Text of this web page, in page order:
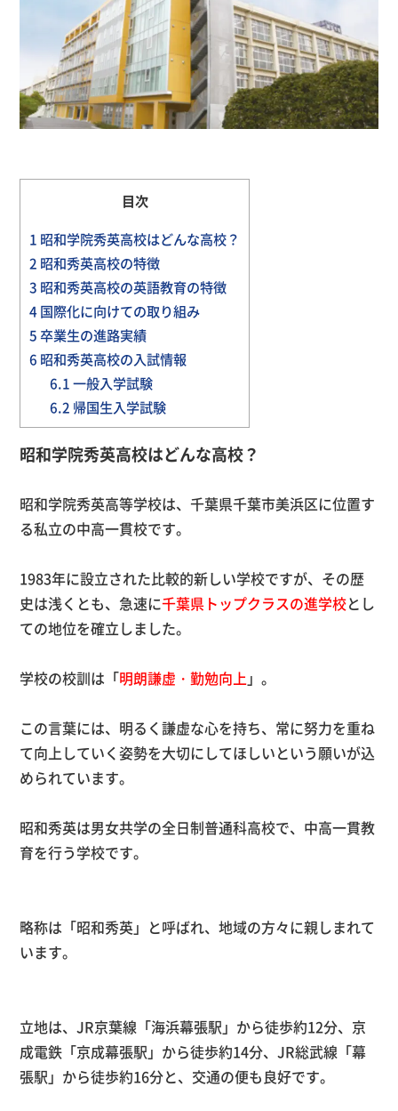
目次
1 昭和学院秀英高校はどんな高校？
2 昭和秀英高校の特徴
3 昭和秀英高校の英語教育の特徴
4国際化に向けての取り組み
5卒業生の進路実績
6 昭和秀英高校の入試情報
6.1 一般入学試験
6.2 帰国生入学試験
昭和学院秀英高校はどんな高校？
昭和学院秀英高等学校は、千葉県千葉市美浜区に位置す
る私立の中高一貫校です。
1983年に設立された比較的新しい学校ですが、その歴
史は浅くとも、急速に千葉県トップクラスの進学校とし
ての地位を確立しました。
学校の校訓は「明朗謙虚・勤勉向上 」。
この言葉には、明るく謙虚な心を持ち、常に努力を重ね
て向上していく姿勢を大切にしてほしいという願いが込
められています。
昭和秀英は男女共学の全日制普通科高校で、中高一貫教
育を行う学校です。
略称は「昭和秀英」と呼ばれ、地域の方々に親しまれて
います。
立地は、JR京葉線「海浜幕張駅」から徒歩約12分、京
成電鉄「京成幕張駅」から徒歩約14分、JR総武線「幕
張駅」から徒歩約16分と、交通の便も良好です。